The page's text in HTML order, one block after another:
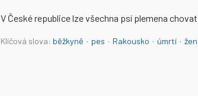
V České republice lze všechna psí plemena
Klíčová slova: běžkyně · pes · Rakousko · úmrtí ·